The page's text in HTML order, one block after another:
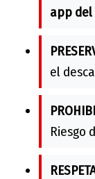
app
el
Riesgo